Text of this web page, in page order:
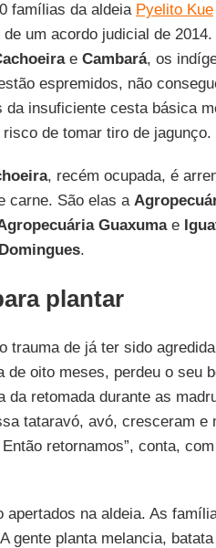
famílias da aldeia Pyelito Kue
um acordo judicial de
e Cambará, os
espremidos, não
da insuficiente cesta básica
de tomar tiro de jagunço.
, recém ocupada, é
carne. São elas a
Guaxumae
.
plantar
trauma de já ter sido
de oito meses, perdeu o seu
da retomada durante as
tataravó, avó, cresceram e
retornamos”, conta,
apertados na aldeia. As
gente planta melancia,